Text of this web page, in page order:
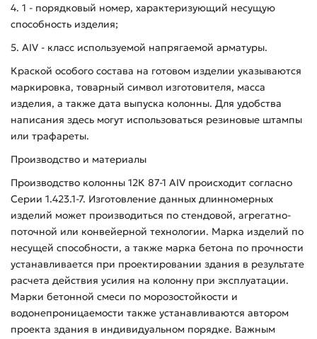
4. 1 - порядковый номер, характеризующий несущую
способность изделия;
5. AIV - класс используемой напрягаемой арматуры.
Краской особого состава на готовом изделии указываются
маркировка, товарный символ изготовителя, масса
изделия, а также дата выпуска колонны. Для удобства
написания здесь могут использоваться резиновые штампы
или трафареты.
Производство и материалы
Производство колонны 12К 87-1 АIV происходит согласно
Серии 1.423.1-7. Изготовление данных длинномерных
изделий может производиться по стендовой, агрегатно-
поточной или конвейерной технологии. Марка изделий по
несущей способности, а также марка бетона по прочности
устанавливается при проектировании здания в результате
расчета действия усилия на колонну при эксплуатации.
Марки бетонной смеси по морозостойкости и
водонепроницаемости также устанавливаются автором
проекта здания в индивидуальном порядке. Важным